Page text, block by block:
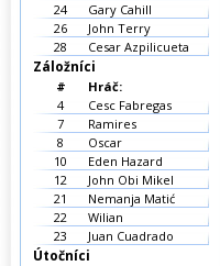
24
Gary Cahill
26
John Terry
28
Cesar Azpilicueta
Záložníci
#
Hráč:
4
Cesc Fabregas
7
Ramires
8
Oscar
10
Eden Hazard
12
John Obi Mikel
21
Nemanja Matić
22
Wilian
23
Juan Cuadrado
Útočníci